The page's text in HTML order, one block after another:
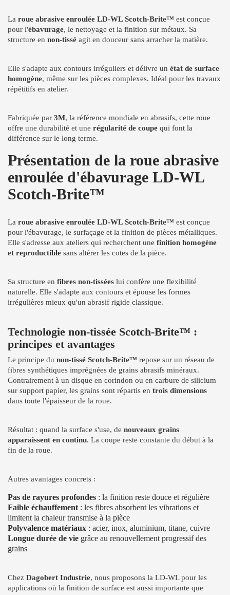
La roue abrasive enroulée LD-WL Scotch-Brite™ est conçue
pour l'ébavurage, le nettoyage et la finition sur métaux. Sa
structure en non-tissé agit en douceur sans arracher la matière.
Elle s'adapte aux contours irréguliers et délivre un état de surface
homogène, même sur les pièces complexes. Idéal pour les travaux
répétitifs en atelier.
Fabriquée par 3M, la référence mondiale en abrasifs, cette roue
offre une durabilité et une régularité de coupe qui font la
différence sur le long terme.
Présentation de la roue abrasive
enroulée d'ébavurage LD-WL
Scotch-Brite™
La roue abrasive enroulée LD-WL Scotch-Brite™ est conçue
pour l'ébavurage, le surfaçage et la finition de pièces métalliques.
Elle s'adresse aux ateliers qui recherchent une finition homogène
et reproductible sans altérer les cotes de la pièce.
Sa structure en fibres non-tissées lui confère une flexibilité
naturelle. Elle s'adapte aux contours et épouse les formes
irrégulières mieux qu'un abrasif rigide classique.
Technologie non-tissée Scotch-Brite™ :
principes et avantages
Le principe du non-tissé Scotch-Brite™ repose sur un réseau de
fibres synthétiques imprégnées de grains abrasifs minéraux.
Contrairement à un disque en corindon ou en carbure de silicium
sur support papier, les grains sont répartis en trois dimensions
dans toute l'épaisseur de la roue.
Résultat : quand la surface s'use, de nouveaux grains
apparaissent en continu. La coupe reste constante du début à la
fin de la roue.
Autres avantages concrets :
Pas de rayures profondes : la finition reste douce et régulière
Faible échauffement : les fibres absorbent les vibrations et
limitent la chaleur transmise à la pièce
Polyvalence matériaux : acier, inox, aluminium, titane, cuivre
Longue durée de vie grâce au renouvellement progressif des
grains
Chez Dagobert Industrie, nous proposons la LD-WL pour les
applications où la finition de surface est aussi importante que